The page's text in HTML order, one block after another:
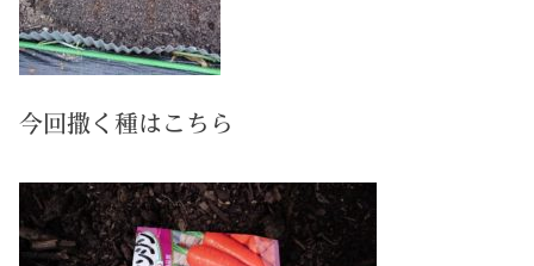
今回撒く種はこちら